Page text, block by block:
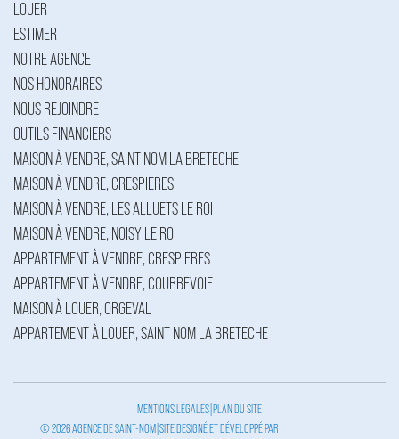
LOUER
ESTIMER
NOTRE AGENCE
NOS HONORAIRES
NOUS REJOINDRE
OUTILS FINANCIERS
MAISON À VENDRE, SAINT NOM LA BRETECHE
MAISON À VENDRE, CRESPIERES
MAISON À VENDRE, LES ALLUETS LE ROI
MAISON À VENDRE, NOISY LE ROI
APPARTEMENT À VENDRE, CRESPIERES
APPARTEMENT À VENDRE, COURBEVOIE
MAISON À LOUER, ORGEVAL
APPARTEMENT À LOUER, SAINT NOM LA BRETECHE
MENTIONS LÉGALES PLAN DU SITE
© 2026 AGENCE DE SAINT-NOM SITE DESIGNÉ ET DÉVELOPPÉ PAR